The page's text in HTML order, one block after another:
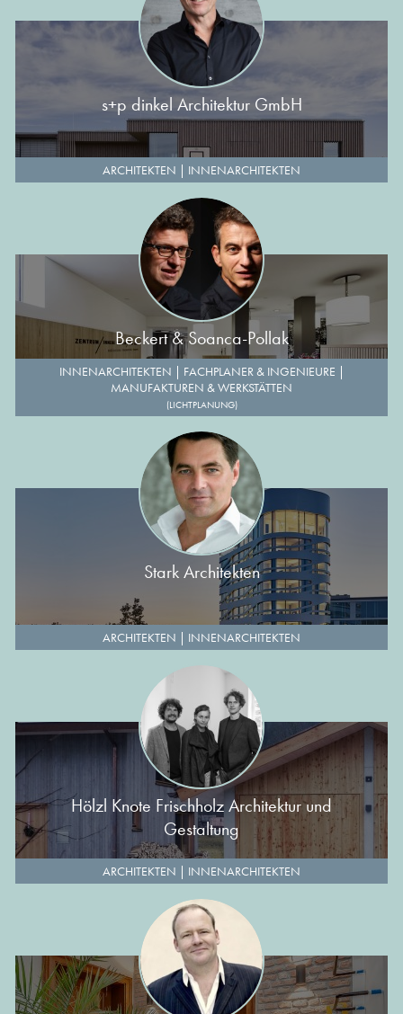
s+p dinkel Architektur GmbH
ARCHITEKTEN | INNENARCHITEKTEN
Beckert & Soanca-Pollak
INNENARCHITEKTEN | FACHPLANER & INGENIEURE |
MANUFAKTUREN & WERKSTÄTTEN
(LICHTPLANUNG)
Stark Architekten
ARCHITEKTEN | INNENARCHITEKTEN
Hölzl Knote Frischholz Architektur und
Gestaltung
ARCHITEKTEN | INNENARCHITEKTEN